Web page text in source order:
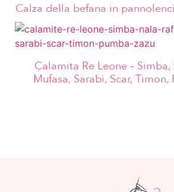
Calza della befana in
Calamita Re Leone –
Mufasa, Sarabi, Scar, Timon,